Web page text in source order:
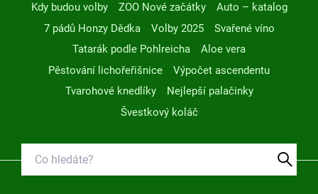
Kdy budou volby
ZOO Nové začátky
Auto – katalog
7 pádů Honzy Dědka
Volby 2025
Svařené víno
Tatarák podle Pohlreicha
Aloe vera
Pěstování lichořeřišnice
Výpočet ascendentu
Tvarohové knedlíky
Nejlepší palačinky
Švestkový koláč